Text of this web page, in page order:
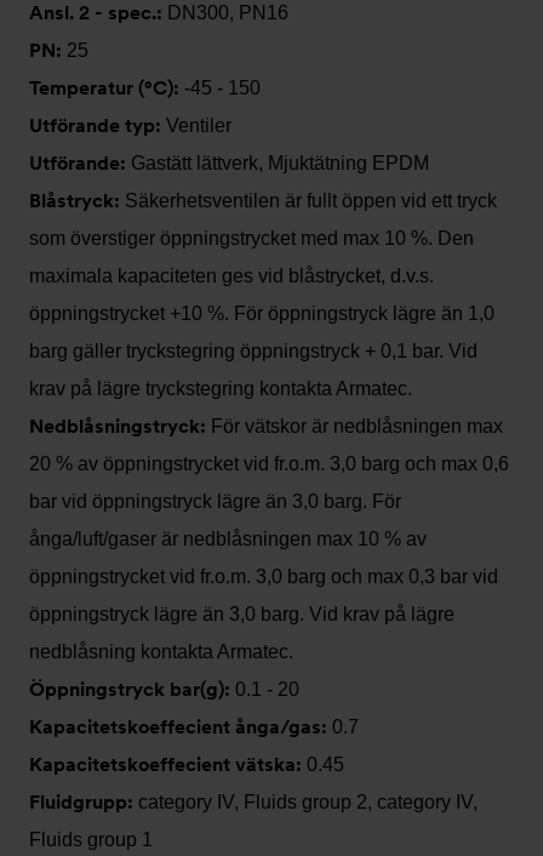
Ansl. 2 - spec.: DN300, PN16
PN: 25
Temperatur (°C): -45 - 150
Utförande typ: Ventiler
Utförande: Gastätt lättverk, Mjuktätning EPDM
Blåstryck: Säkerhetsventilen är fullt öppen vid ett tryck
som överstiger öppningstrycket med max 10 %. Den
maximala kapaciteten ges vid blåstrycket, d.v.s.
öppningstrycket +10 %. För öppningstryck lägre än 1,0
barg gäller tryckstegring öppningstryck + 0,1 bar. Vid
krav på lägre tryckstegring kontakta Armatec.
Nedblåsningstryck: För vätskor är nedblåsningen max
20 % av öppningstrycket vid fr.o.m. 3,0 barg och max 0,6
bar vid öppningstryck lägre än 3,0 barg. För
ånga/luft/gaser är nedblåsningen max 10 % av
öppningstrycket vid fr.o.m. 3,0 barg och max 0,3 bar vid
öppningstryck lägre än 3,0 barg. Vid krav på lägre
nedblåsning kontakta Armatec.
Öppningstryck bar(g): 0.1 - 20
Kapacitetskoeffecient ånga/gas: 0.7
Kapacitetskoeffecient vätska: 0.45
Fluidgrupp: category IV, Fluids group 2, category IV,
Fluids group 1